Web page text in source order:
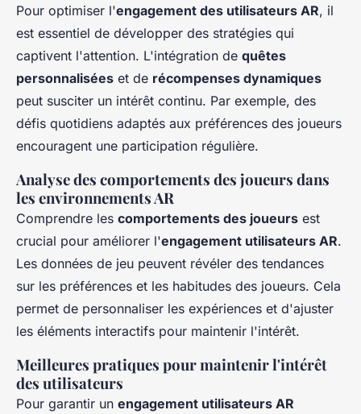
Pour optimiser l'engagement des utilisateurs AR, il
est essentiel de développer des stratégies qui
captivent l'attention. L'intégration de quêtes
personnalisées et de récompenses dynamiques
peut susciter un intérêt continu. Par exemple, des
défis quotidiens adaptés aux préférences des joueurs
encouragent une participation régulière.
Analyse des comportements des joueurs dans
les environnements AR
Comprendre les comportements des joueurs est
crucial pour améliorer l'engagement utilisateurs AR.
Les données de jeu peuvent révéler des tendances
sur les préférences et les habitudes des joueurs. Cela
permet de personnaliser les expériences et d'ajuster
les éléments interactifs pour maintenir l'intérêt.
Meilleures pratiques pour maintenir l'intérêt
des utilisateurs
Pour garantir un engagement utilisateurs AR